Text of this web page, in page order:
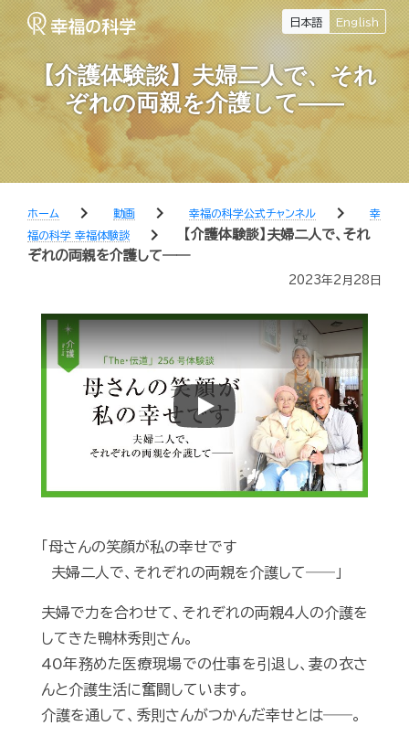
日本語 English
【介護体験談】夫婦二人で、それ
ぞれの両親を介護して――
ホーム chevron_right 動画 chevron_right 幸福の科学公式チャンネル chevron_right
幸
福の科学 幸福体験談
chevron_right
【介護体験談】夫婦二人で、それ
ぞれの両親を介護して――
2023年2月28日
Play
「母さんの笑顔が私の幸せです
夫婦二人で、それぞれの両親を介護して――」
夫婦で力を合わせて、それぞれの両親４人の介護を
してきた鴨林秀則さん。
40年務めた医療現場での仕事を引退し、妻の衣さ
んと介護生活に奮闘しています。
介護を通して、秀則さんがつかんだ幸せとは――。